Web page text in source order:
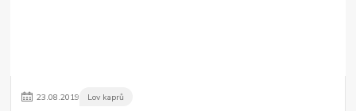
23.08.2019 Lov kaprů